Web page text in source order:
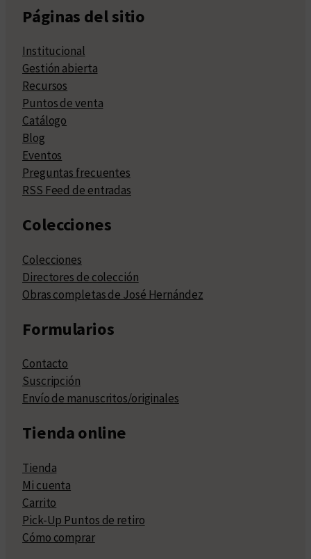
Páginas del sitio
Institucional
Gestión abierta
Recursos
Puntos de venta
Catálogo
Blog
Eventos
Preguntas frecuentes
RSS Feed de entradas
Colecciones
Colecciones
Directores de colección
Obras completas de José Hernández
Formularios
Contacto
Suscripción
Envío de manuscritos/originales
Tienda online
Tienda
Mi cuenta
Carrito
Pick-Up Puntos de retiro
Cómo comprar